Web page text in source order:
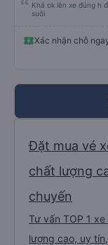
Khá ok lên xe đúng h
suôi
Xác nhận chỗ
Đặt mua vé
chất lượng
chuyến
Tư vấn TOP 1
lượng cao, uy